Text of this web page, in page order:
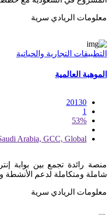
معلومات الريادي سرية
التطبيقات التجارية والحياتية
الموهبة العالمية
20130
1
53%
Arabia, GCC, Global
منصة رائدة تجمع بين بوابة
شاملة ومتكاملة لدعم الأنشطة
معلومات الريادي سرية